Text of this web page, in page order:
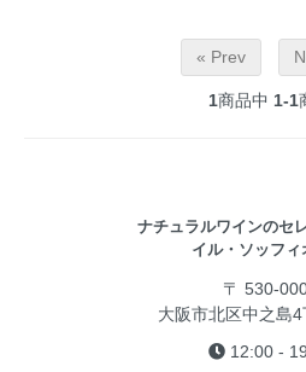
« Prev
1商品中 1-1
ナチュラルワインのセ
イル・ソッフィ
〒 530-
大阪市北区中之島
12:00 -